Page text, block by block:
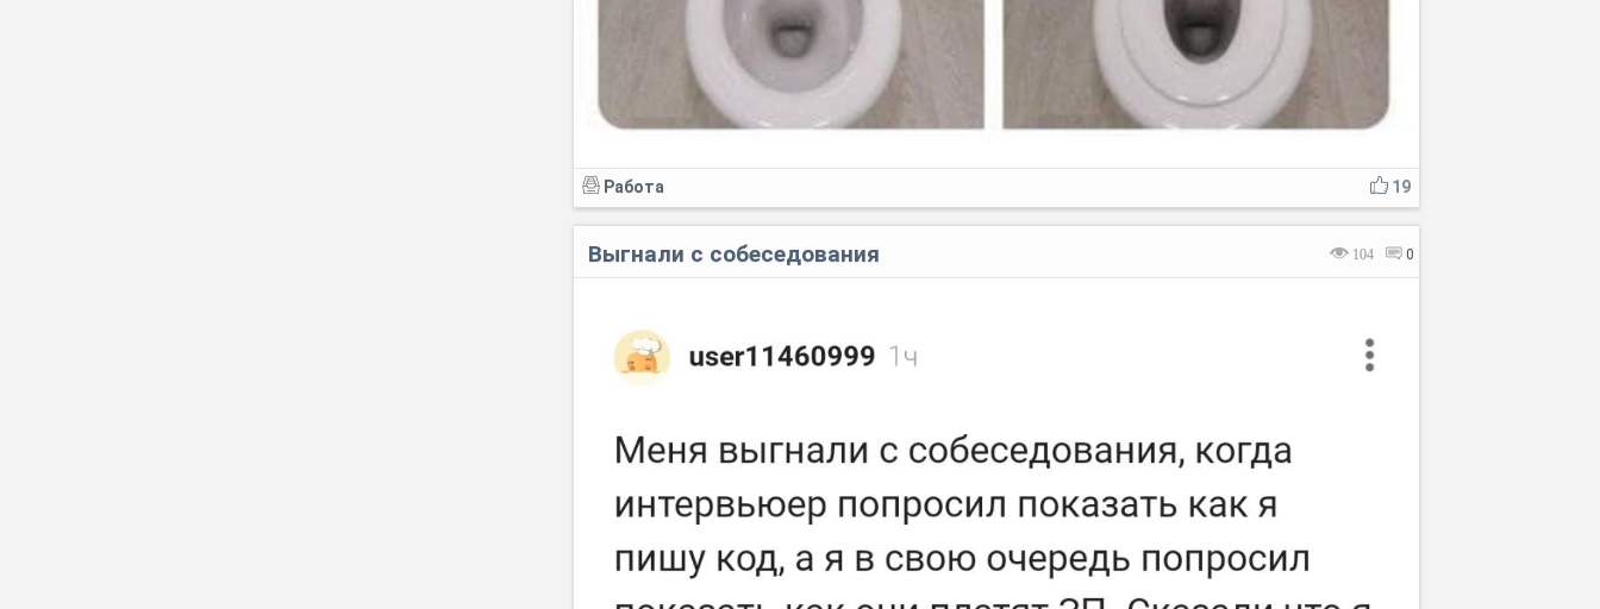
19
Работа
104 0
Выгнали с собеседования